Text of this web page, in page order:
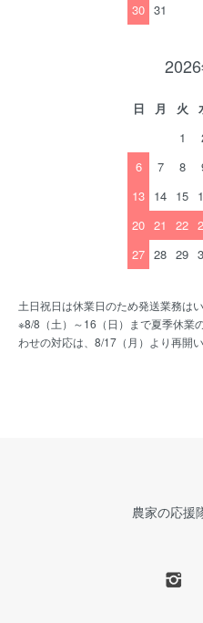
30 31
日 月 火
1
6
7 8
13 14 15
20 21 22
27 28 29
土日祝日は休業日のため発送業務は
※8/8（土）～16（日）まで夏季休業
わせの対応は、8/17（月）より再開い
農家の応援